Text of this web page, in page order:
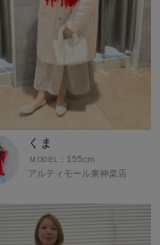
くま
アルティモール東神楽店
155cm